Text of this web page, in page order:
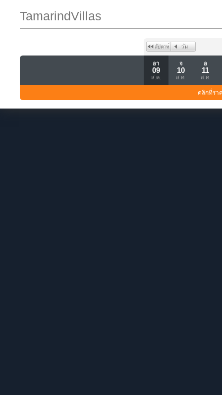
TamarindVillas
อา
09
ส.ค.
จ
10
ส.ค.
อ
11
ส.ค.
คลิกที่รา